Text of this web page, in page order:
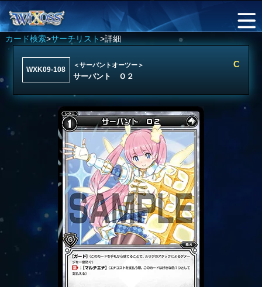
カード検索>サーチリスト>詳細
WXK09-108
＜サーバントオーツー＞
サーバント Ｏ２
C